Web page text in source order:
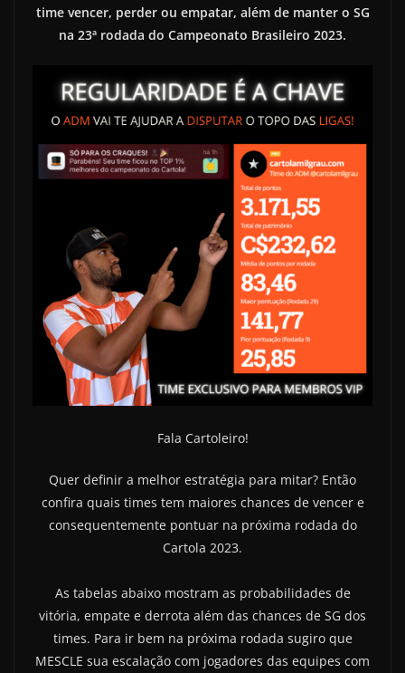
time vencer, perder ou empatar, além de manter o SG
na 23ª rodada do Campeonato Brasileiro 2023.
Fala Cartoleiro!
Quer definir a melhor estratégia para mitar? Então
confira quais times tem maiores chances de vencer e
consequentemente pontuar na próxima rodada do
Cartola 2023.
As tabelas abaixo mostram as probabilidades de
vitória, empate e derrota além das chances de SG dos
times. Para ir bem na próxima rodada sugiro que
MESCLE sua escalação com jogadores das equipes com